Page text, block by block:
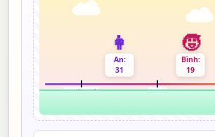
Quá khứ Nay
👩
An:
31
🧒
Bình:
19